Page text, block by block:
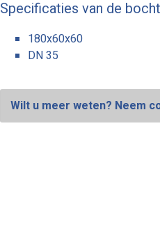
Specificaties van de bocht
180x60x60
DN 35
Wilt u meer weten? Neem